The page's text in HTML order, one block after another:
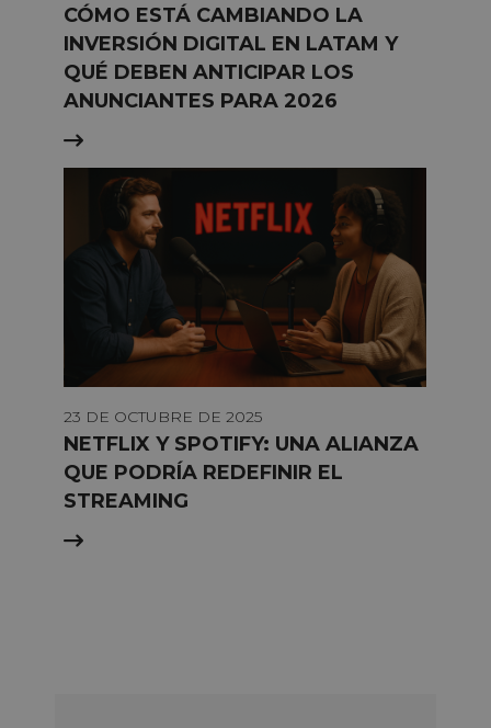
CÓMO ESTÁ CAMBIANDO LA
INVERSIÓN DIGITAL EN LATAM Y
QUÉ DEBEN ANTICIPAR LOS
ANUNCIANTES PARA 2026
23 DE OCTUBRE DE 2025
NETFLIX Y SPOTIFY: UNA ALIANZA
QUE PODRÍA REDEFINIR EL
STREAMING